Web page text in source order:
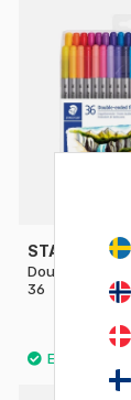
STAEDTLER
Double-ended
36